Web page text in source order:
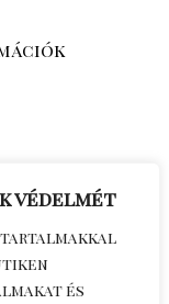
védelmét
tartalmakkal
és